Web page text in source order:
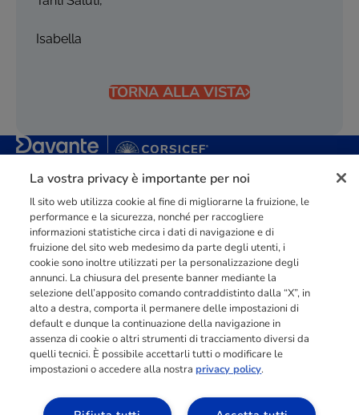
Isabella
TORNA ALLA VISTA
Punto di riferimento didimensione europeanella
orientata al mercato del lavoro con più di
raggiunti e formati all’anno tra Spagna, Portogallo e Italia.
03211992123
INFORMAZIONI
RISORSE
La vostra privacy è importante per noi
Il sito web utilizza cookie al fine di migliorarne la fruizione, le
performance e la sicurezza, nonché per raccogliere
informazioni statistiche circa i dati di navigazione e di
fruizione del sito web medesimo da parte degli utenti, i
cookie sono inoltre utilizzati per la personalizzazione degli
annunci. La chiusura del presente banner mediante la
selezione dell’apposito comando contraddistinto dalla “X”, in
alto a destra, comporta il permanere delle impostazioni di
default e dunque la continuazione della navigazione in
assenza di cookie o altri strumenti di tracciamento diversi da
quelli tecnici. È possibile accettarli tutti o modificare le
impostazioni o accedere alla nostraprivacy policy.